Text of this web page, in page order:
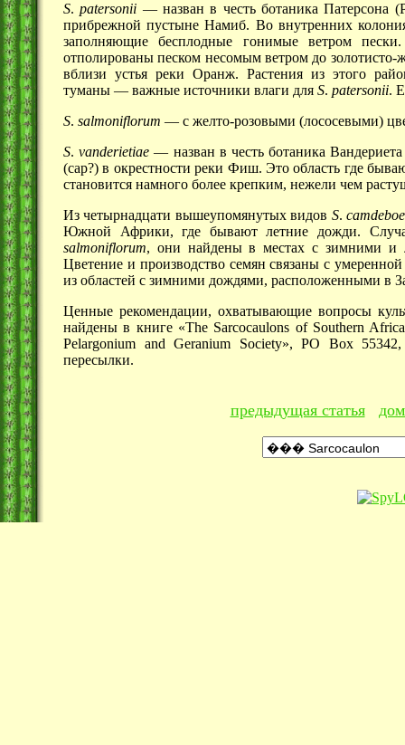
S.patersonii — назван в честь ботаника Патерсона
прибрежной пустыне Намиб. Во внутренних
заполняющие бесплодные гонимые ветром
отполированы песком несомым ветром до золотисто-
вблизи устья реки Оранж. Растения из этого
туманы — важные источники влаги для S. patersonii.
S. salmoniflorum — с желто-розовыми (лососевыми)
S.vanderietiae — назван в честь ботаника
(cap?) в окрестности реки Фиш. Это область где
становится намного более крепким, нежели чем
Из четырнадцати вышеупомянутых видов S.
Южной Африки, где бывают летние дожди.
salmoniflorum, они найдены в местах с зимними и
Цветение и производство семян связаны с
из областей с зимними дождями, расположенными в
Ценные рекомендации, охватывающие вопросы
найдены в книге «The Sarcocaulons of Southern
Pelargonium and Geranium Society», PO Box
пересылки.
предыдущая статья